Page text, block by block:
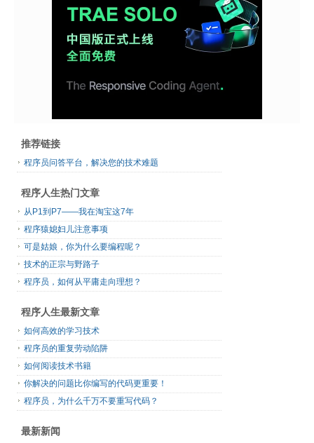
推荐链接
程序员问答平台，解决您的技术难题
程序人生热门文章
从P1到P7——我在淘宝这7年
程序猿媳妇儿注意事项
可是姑娘，你为什么要编程呢？
技术的正宗与野路子
程序员，如何从平庸走向理想？
程序人生最新文章
如何高效的学习技术
程序员的重复劳动陷阱
如何阅读技术书籍
你解决的问题比你编写的代码更重要！
程序员，为什么千万不要重写代码？
最新新闻